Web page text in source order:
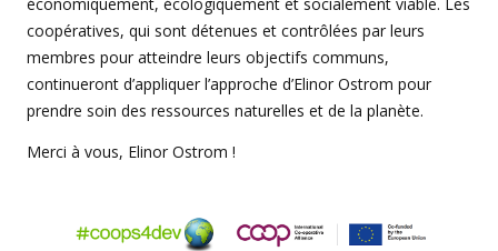
coopératives, qui sont détenues et contrôlées par leurs
membres pour atteindre leurs objectifs communs,
continueront d’appliquer l’approche d’Elinor Ostrom pour
prendre soin des ressources naturelles et de la planète.
Merci à vous, Elinor Ostrom !